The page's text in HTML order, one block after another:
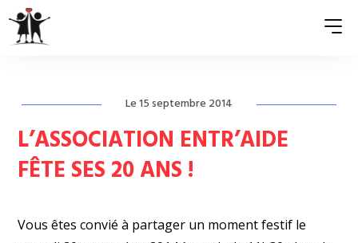
QUI SOMMES-NOUS ?
ASSOCIATIONS MEMBRES
NOS ACTIONS
S’ENGAGER
Le 15 septembre 2014
L’ASSOCIATION ENTR’AIDE
FÊTE SES 20 ANS !
Vous êtes convié à partager un moment festif le